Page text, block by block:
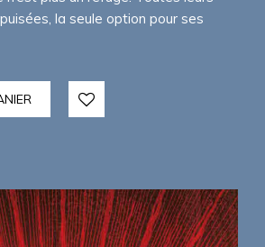
la seule option pour ses